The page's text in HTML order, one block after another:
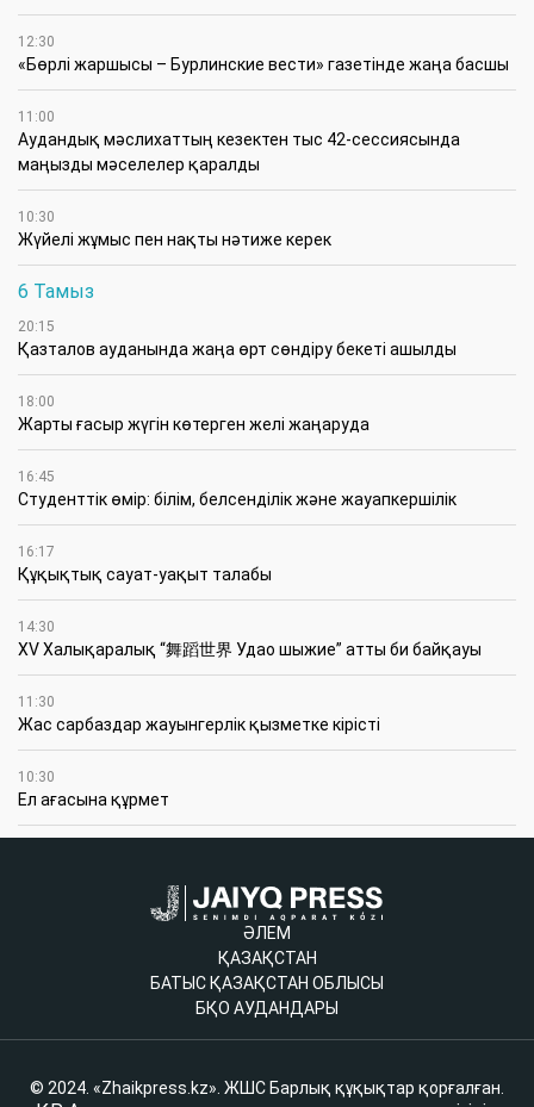
12:30
«Бөрлі жаршысы – Бурлинские вести» газетінде жаңа басшы
11:00
Аудандық мәслихаттың кезектен тыс 42-сессиясында
маңызды мәселелер қаралды
10:30
Жүйелі жұмыс пен нақты нәтиже керек
6 Тамыз
20:15
Қазталов ауданында жаңа өрт сөндіру бекеті ашылды
18:00
Жарты ғасыр жүгін көтерген желі жаңаруда
16:45
Студенттік өмір: білім, белсенділік және жауапкершілік
16:17
Құқықтық сауат-уақыт талабы
14:30
XV Халықаралық “舞蹈世界 Удао шыжие” атты би байқауы
11:30
Жас сарбаздар жауынгерлік қызметке кірісті
10:30
Ел ағасына құрмет
ӘЛЕМ
ҚАЗАҚСТАН
БАТЫС ҚАЗАҚСТАН ОБЛЫСЫ
БҚО АУДАНДАРЫ
© 2024. «Zhaikpress.kz». ЖШС Барлық құқықтар қорғалған.